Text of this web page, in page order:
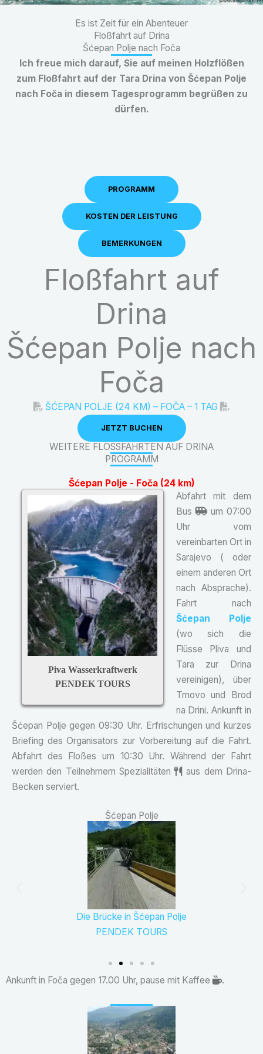
Es ist Zeit für ein Abenteuer
Floßfahrt auf Drina
Šćepan Polje nach Foča
Ich freue mich darauf, Sie auf meinen Holzflößen
zum Floßfahrt auf der Tara Drina von Šćepan Polje
nach Foča in diesem Tagesprogramm begrüßen zu
dürfen.
PROGRAMM
KOSTEN DER LEISTUNG
BEMERKUNGEN
Floßfahrt auf
Drina
Šćepan Polje nach
Foča
ŠĆEPAN POLJE (24 KM) – FOČA – 1 TAG
JETZT BUCHEN
WEITERE FLOSSFAHRTEN AUF DRINA
PROGRAMM
Šćepan Polje - Foča (24 km)
Piva Wasserkraftwerk
PENDEK TOURS
Abfahrt mit dem
Bus
um 07:00
Uhr vom
vereinbarten Ort in
Sarajevo ( oder
einem anderen Ort
nach Absprache).
Fahrt nach
Šćepan Polje
(wo sich die
Flüsse Pliva und
Tara zur Drina
vereinigen), über
Trnovo und Brod
na Drini. Ankunft in
Šćepan Polje gegen 09:30 Uhr. Erfrischungen und kurzes
Briefing des Organisators zur Vorbereitung auf die Fahrt.
Abfahrt des Floßes um 10:30 Uhr. Während der Fahrt
werden den Teilnehmern Spezialitäten
aus dem Drina-
Becken serviert.
Šćepan Polje
Die Brücke in Šćepan Polje
PENDEK TOURS
Ankunft in Foča gegen 17.00 Uhr, pause mit Kaffee .